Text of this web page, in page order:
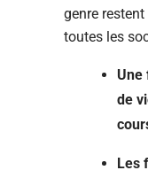
genre
toutes les
Une
de
Les